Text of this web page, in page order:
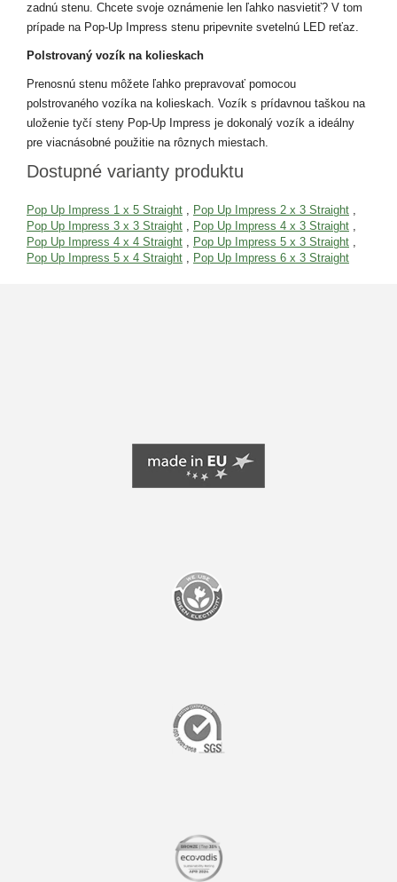
zadnú stenu. Chcete svoje oznámenie len ľahko nasvietiť? V tom
prípade na Pop-Up Impress stenu pripevnite svetelnú LED reťaz.
Polstrovaný vozík na kolieskach
Prenosnú stenu môžete ľahko prepravovať pomocou
polstrovaného vozíka na kolieskach. Vozík s prídavnou taškou na
uloženie tyčí steny Pop-Up Impress je dokonalý vozík a ideálny
pre viacnásobné použitie na rôznych miestach.
Dostupné varianty produktu
Pop Up Impress 1 x 5 Straight , Pop Up Impress 2 x 3 Straight ,
Pop Up Impress 3 x 3 Straight , Pop Up Impress 4 x 3 Straight ,
Pop Up Impress 4 x 4 Straight , Pop Up Impress 5 x 3 Straight ,
Pop Up Impress 5 x 4 Straight , Pop Up Impress 6 x 3 Straight